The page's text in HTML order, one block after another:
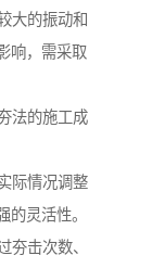
大的振动和
响，需采取
法的施工成
际情况调整
灵活性。
夯击次数、